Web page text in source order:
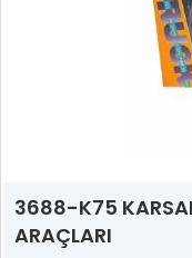
3688-K75
ARAÇLARI